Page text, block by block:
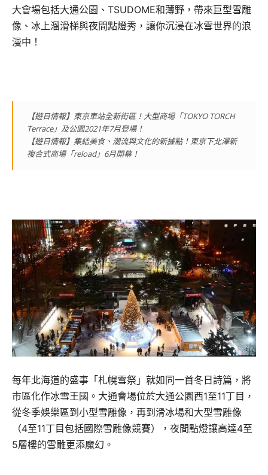
大會場包括大通公園、TSUDOME和薄野，帶來巨型雪雕
像、冰上溜滑梯與夜間點燈秀，讓你沉浸在冰雪世界的浪
漫中！
【遊日情報】東京車站全新街區！大型商場「TOKYO TORCH
Terrace」及公園2021年7月登場！
【遊日情報】集結美食、潮流與文化的新據點！東京下北澤新
複合式商場「reload」6月開幕！
每年北海道的盛事「札幌雪祭」就如同一首冬日詩篇，將
市區化作冰雪王國。大通會場位於大通公園西1至11丁目，
從冬季娛樂區到小型雪雕像，再到滑冰場和大型雪雕像
（4至11丁目包括國際雪雕像競賽），夜間點燈讓高達4至
5層樓的雪雕更添魔幻。